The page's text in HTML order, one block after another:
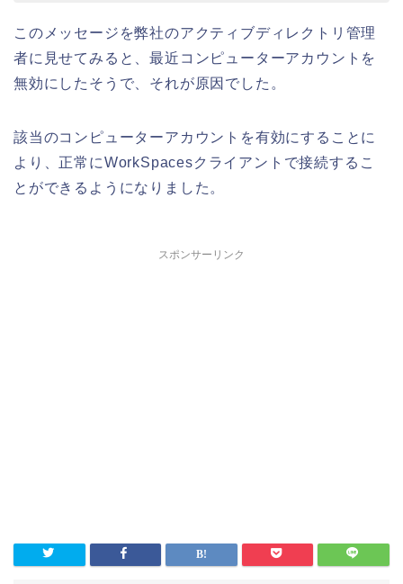
このメッセージを弊社のアクティブディレクトリ管理
者に見せてみると、最近コンピューターアカウントを
無効にしたそうで、それが原因でした。
該当のコンピューターアカウントを有効にすることに
より、正常にWorkSpacesクライアントで接続するこ
とができるようになりました。
スポンサーリンク